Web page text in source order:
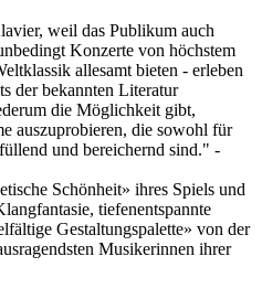
weil das Publikum auch
Konzerte von höchstem
allesamt bieten - erleben
der bekannten Literatur
die Möglichkeit gibt,
auszuprobieren, die sowohl für
und bereichernd sind." -
Schönheit» ihres Spiels und
tiefenentspannte
Gestaltungspalette» von der
Musikerinnen ihrer